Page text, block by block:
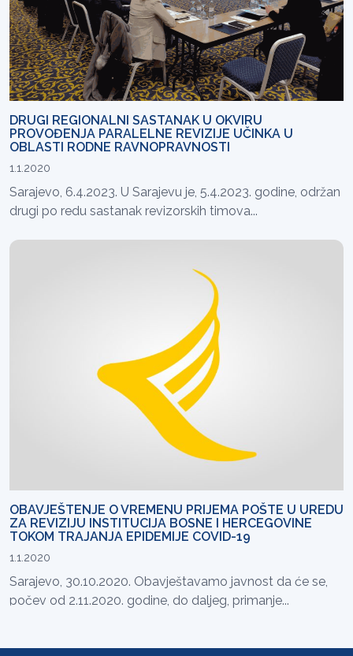
DRUGI REGIONALNI SASTANAK U OKVIRU
PROVOĐENJA PARALELNE REVIZIJE UČINKA U
OBLASTI RODNE RAVNOPRAVNOSTI
1.1.2020
Sarajevo, 6.4.2023. U Sarajevu je, 5.4.2023. godine, održan
drugi po redu sastanak revizorskih timova...
OBAVJEŠTENJE O VREMENU PRIJEMA POŠTE U UREDU
ZA REVIZIJU INSTITUCIJA BOSNE I HERCEGOVINE
TOKOM TRAJANJA EPIDEMIJE COVID-19
1.1.2020
Sarajevo, 30.10.2020. Obavještavamo javnost da će se,
počev od 2.11.2020. godine, do daljeg, primanje...